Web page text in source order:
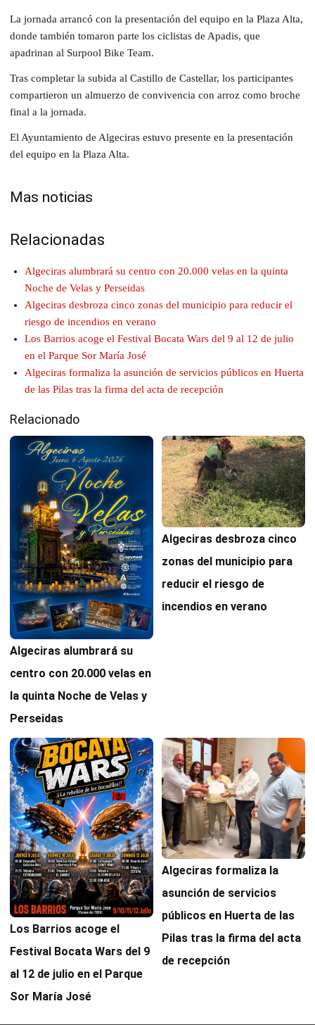
La jornada arrancó con la presentación del equipo en la Plaza Alta,
donde también tomaron parte los ciclistas de Apadis, que
apadrinan al Surpool Bike Team.
Tras completar la subida al Castillo de Castellar, los participantes
compartieron un almuerzo de convivencia con arroz como broche
final a la jornada.
El Ayuntamiento de Algeciras estuvo presente en la presentación
del equipo en la Plaza Alta.
Mas noticias
Relacionadas
Algeciras alumbrará su centro con 20.000 velas en la quinta
Noche de Velas y Perseidas
Algeciras desbroza cinco zonas del municipio para reducir el
riesgo de incendios en verano
Los Barrios acoge el Festival Bocata Wars del 9 al 12 de julio
en el Parque Sor María José
Algeciras formaliza la asunción de servicios públicos en Huerta
de las Pilas tras la firma del acta de recepción
Relacionado
Algeciras alumbrará su
centro con 20.000 velas en
la quinta Noche de Velas y
Perseidas
Algeciras desbroza cinco
zonas del municipio para
reducir el riesgo de
incendios en verano
Los Barrios acoge el
Festival Bocata Wars del 9
al 12 de julio en el Parque
Sor María José
Algeciras formaliza la
asunción de servicios
públicos en Huerta de las
Pilas tras la firma del acta
de recepción